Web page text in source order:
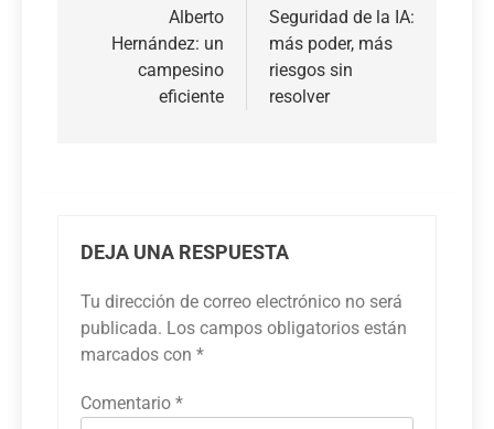
entradas
Alberto
Hernández: un
campesino
eficiente
Seguridad de la IA:
más poder, más
riesgos sin
resolver
DEJA UNA RESPUESTA
Tu dirección de correo electrónico no será
publicada. Los campos obligatorios están
marcados con *
Comentario *